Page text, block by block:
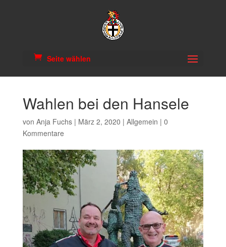
Seite wählen
Wahlen bei den Hansele
von Anja Fuchs| März 2, 2020 | Allgemein | 0
Kommentare